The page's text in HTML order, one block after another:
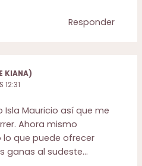
Responder
KIANA)
12:31
Mauricio así que me
Ahora mismo
que puede ofrecer
ganas al sudeste…